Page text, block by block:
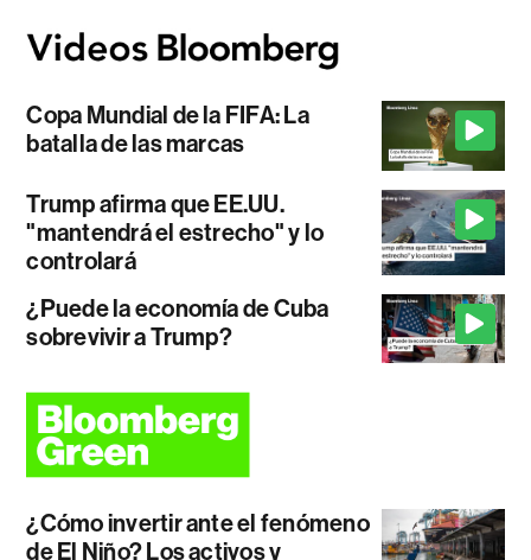
Copa Mundial de la FIFA: La
batalla de las marcas
Trump afirma que EE.UU.
"mantendrá el estrecho" y lo
controlará
¿Puede la economía de Cuba
sobrevivir a Trump?
¿Cómo invertir ante el fenómeno
de El Niño? Los activos y